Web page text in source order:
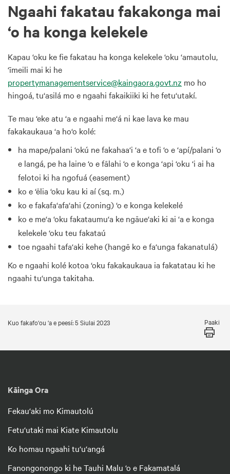
Ngaahi fakatau fakakonga mai
‘o ha konga kelekele
Kapau ‘oku ke fie fakatau ha konga kelekele ‘oku ‘amautolu,
‘īmeili mai ki he
propertymanagementservice@kaingaora.govt.nz mo ho
hingoá, tu‘asilá mo e ngaahi fakaikiiki ki he fetu‘utakí.
Te mau ‘eke atu ‘a e ngaahi me‘á ni kae lava ke mau
fakakaukaua ‘a ho‘o kolé:
ha mape/palani ‘okú ne fakahaa‘i ‘a e tofi ‘o e ‘apí/palani ‘o
e langá, pe ha laine ‘o e fālahi ‘o e konga ‘api ‘oku ‘i ai ha
felotoi ki ha ngofuá (easement)
ko e ‘ēlia ‘oku kau ki aí (sq. m.)
ko e fakafa‘afa‘ahi (zoning) ‘o e konga kelekelé
ko e me‘a ‘oku fakataumu‘a ke ngāue‘aki ki ai ‘a e konga
kelekele ‘oku teu fakataú
toe ngaahi tafa‘aki kehe (hangē ko e fa‘unga fakanatulá)
Ko e ngaahi kolé kotoa ‘oku fakakaukaua ia fakatatau ki he
ngaahi tu‘unga takitaha.
Kuo fakafo‘ou ‘a e peesí: 5 Siulai 2023 Paaki
Kāinga Ora
Fekau‘aki mo Kimautolú
Fetu‘utaki mai Kiate Kimautolu
Ko homau ngaahi tu‘u‘angá
Fanongonongo ki he Tauhi Malu ‘o e Fakamatalá